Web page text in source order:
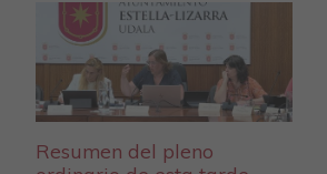
Resumen del pleno